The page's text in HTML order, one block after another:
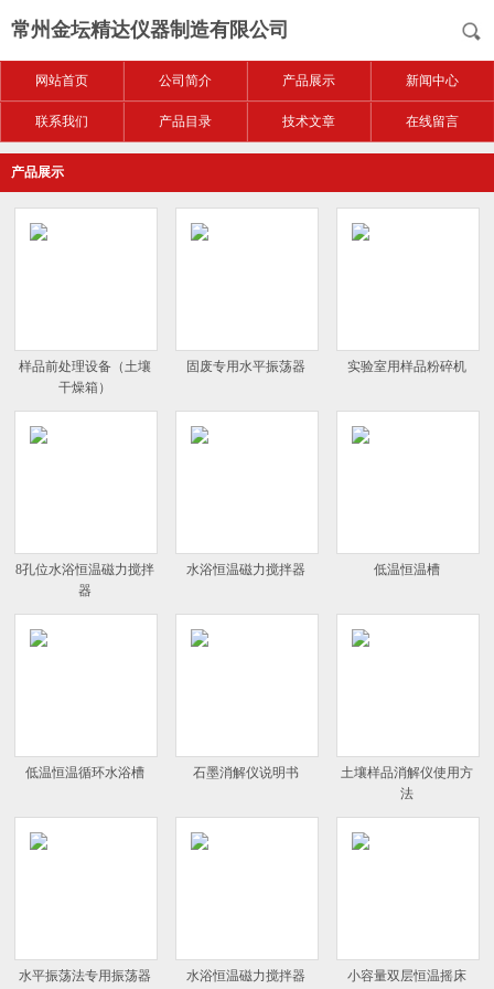
常州金坛精达仪器制造有限公司
网站首页 公司简介 产品展示 新闻中心
联系我们 产品目录 技术文章 在线留言
产品展示
样品前处理设备（土壤
干燥箱）
固废专用水平振荡器 实验室用样品粉碎机
8孔位水浴恒温磁力搅拌
器
水浴恒温磁力搅拌器 低温恒温槽
低温恒温循环水浴槽 石墨消解仪说明书
土壤样品消解仪使用方
法
水平振荡法专用振荡器 水浴恒温磁力搅拌器 小容量双层恒温摇床